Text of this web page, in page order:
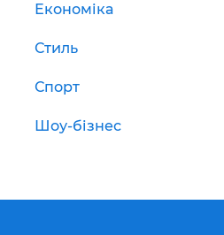
Економіка
Стиль
Спорт
Шоу-бізнес